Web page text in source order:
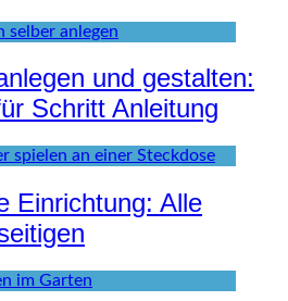
und gestalten:
Schritt Anleitung
Einrichtung: Alle